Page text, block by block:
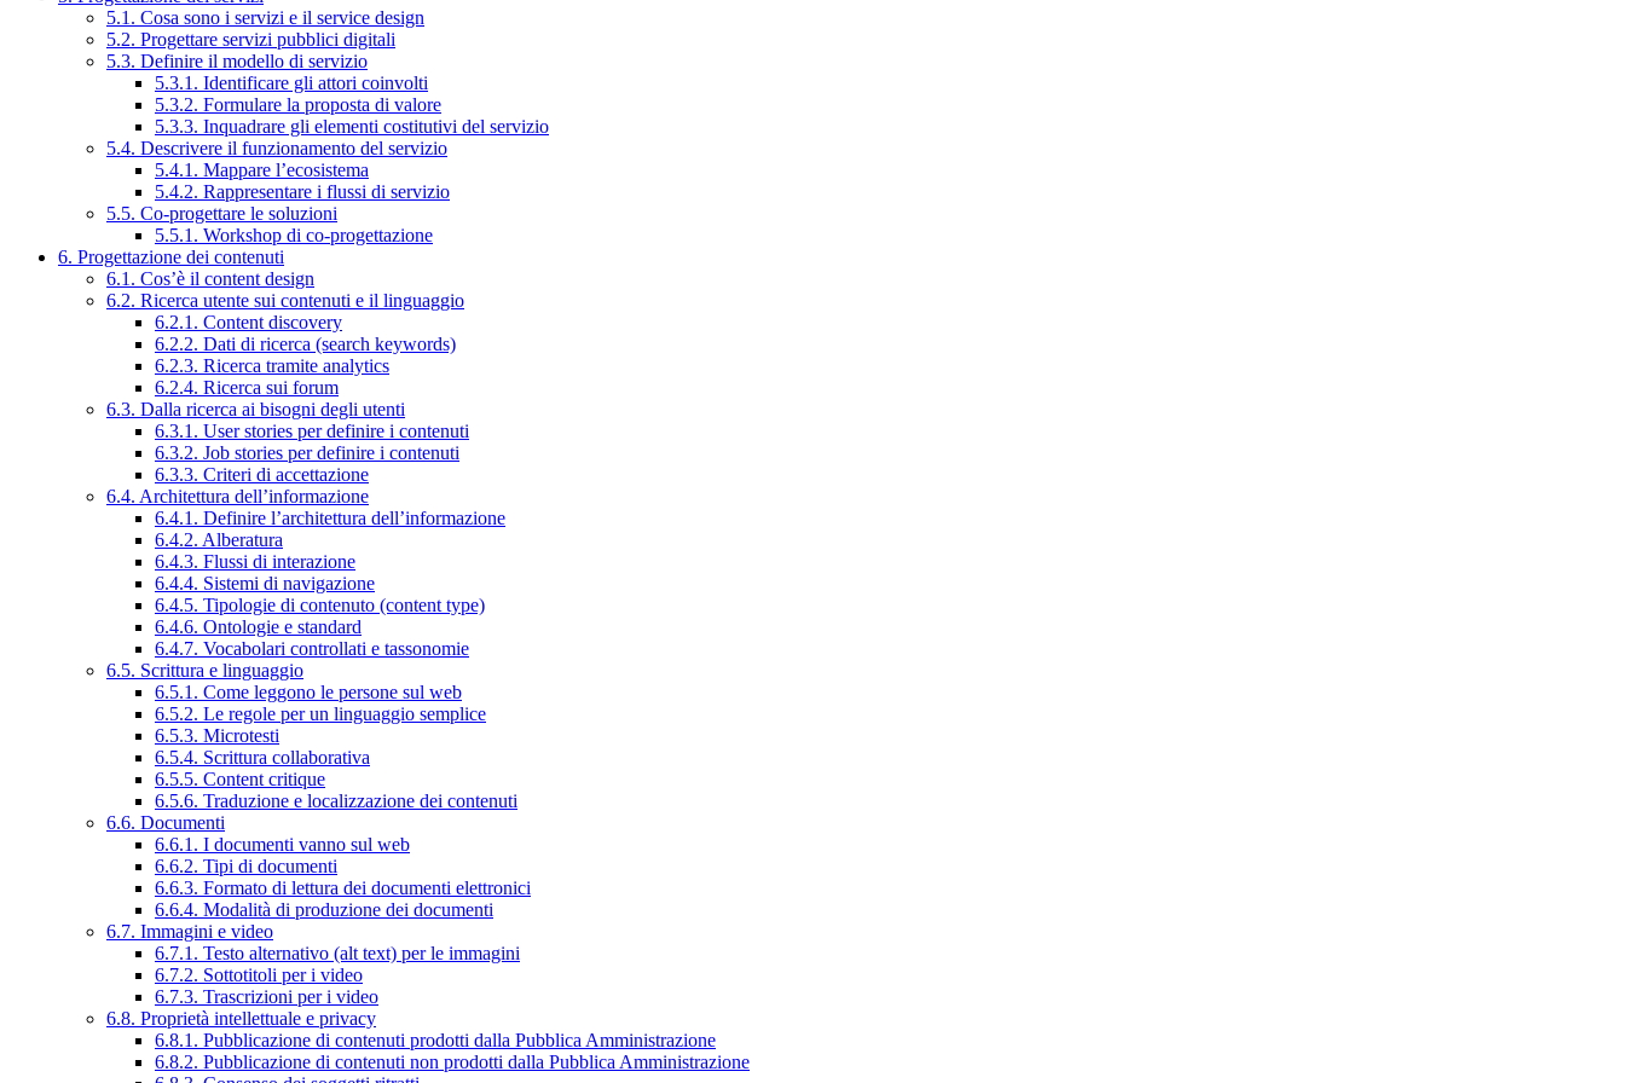
5.1. Cosa sono i servizi e il service design
5.2. Progettare servizi pubblici digitali
5.3. Definire il modello di servizio
5.3.1. Identificare gli attori coinvolti
5.3.2. Formulare la proposta di valore
5.3.3. Inquadrare gli elementi costitutivi del servizio
5.4. Descrivere il funzionamento del servizio
5.4.1. Mappare l’ecosistema
5.4.2. Rappresentare i flussi di servizio
5.5. Co-progettare le soluzioni
5.5.1. Workshop di co-progettazione
6. Progettazione dei contenuti
6.1. Cos’è il content design
6.2. Ricerca utente sui contenuti e il linguaggio
6.2.1. Content discovery
6.2.2. Dati di ricerca (search keywords)
6.2.3. Ricerca tramite analytics
6.2.4. Ricerca sui forum
6.3. Dalla ricerca ai bisogni degli utenti
6.3.1. User stories per definire i contenuti
6.3.2. Job stories per definire i contenuti
6.3.3. Criteri di accettazione
6.4. Architettura dell’informazione
6.4.1. Definire l’architettura dell’informazione
6.4.2. Alberatura
6.4.3. Flussi di interazione
6.4.4. Sistemi di navigazione
6.4.5. Tipologie di contenuto (content type)
6.4.6. Ontologie e standard
6.4.7. Vocabolari controllati e tassonomie
6.5. Scrittura e linguaggio
6.5.1. Come leggono le persone sul web
6.5.2. Le regole per un linguaggio semplice
6.5.3. Microtesti
6.5.4. Scrittura collaborativa
6.5.5. Content critique
6.5.6. Traduzione e localizzazione dei contenuti
6.6. Documenti
6.6.1. I documenti vanno sul web
6.6.2. Tipi di documenti
6.6.3. Formato di lettura dei documenti elettronici
6.6.4. Modalità di produzione dei documenti
6.7. Immagini e video
6.7.1. Testo alternativo (alt text) per le immagini
6.7.2. Sottotitoli per i video
6.7.3. Trascrizioni per i video
6.8. Proprietà intellettuale e privacy
6.8.1. Pubblicazione di contenuti prodotti dalla Pubblica Amministrazione
6.8.2. Pubblicazione di contenuti non prodotti dalla Pubblica Amministrazione